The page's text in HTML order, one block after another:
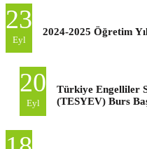
23
Eyl
2024-2025 Öğretim
20
Eyl
Türkiye Engelliler
(TESYEV) Burs